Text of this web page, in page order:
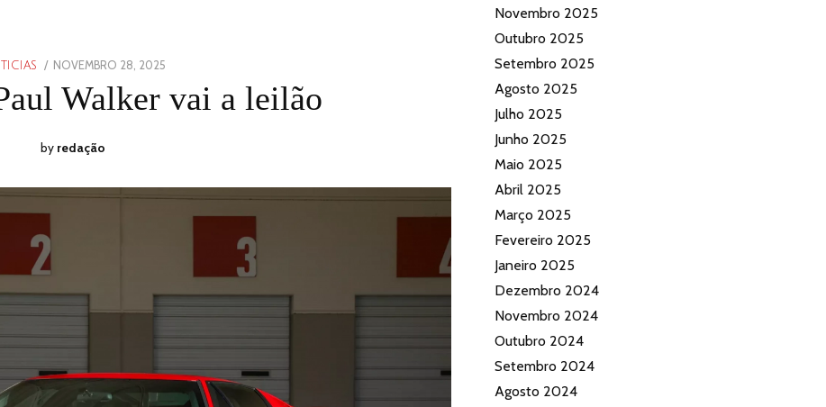
POSTED
ON
NOVEMBRO 28, 2025
2025
Walker vai a leilão
by redação
Novembro 2025
Outubro 2025
Setembro 2025
Agosto 2025
Julho 2025
Junho 2025
Maio 2025
Abril 2025
Março 2025
Fevereiro 2025
Janeiro 2025
Dezembro 2024
Novembro 2024
Outubro 2024
Setembro 2024
Agosto 2024